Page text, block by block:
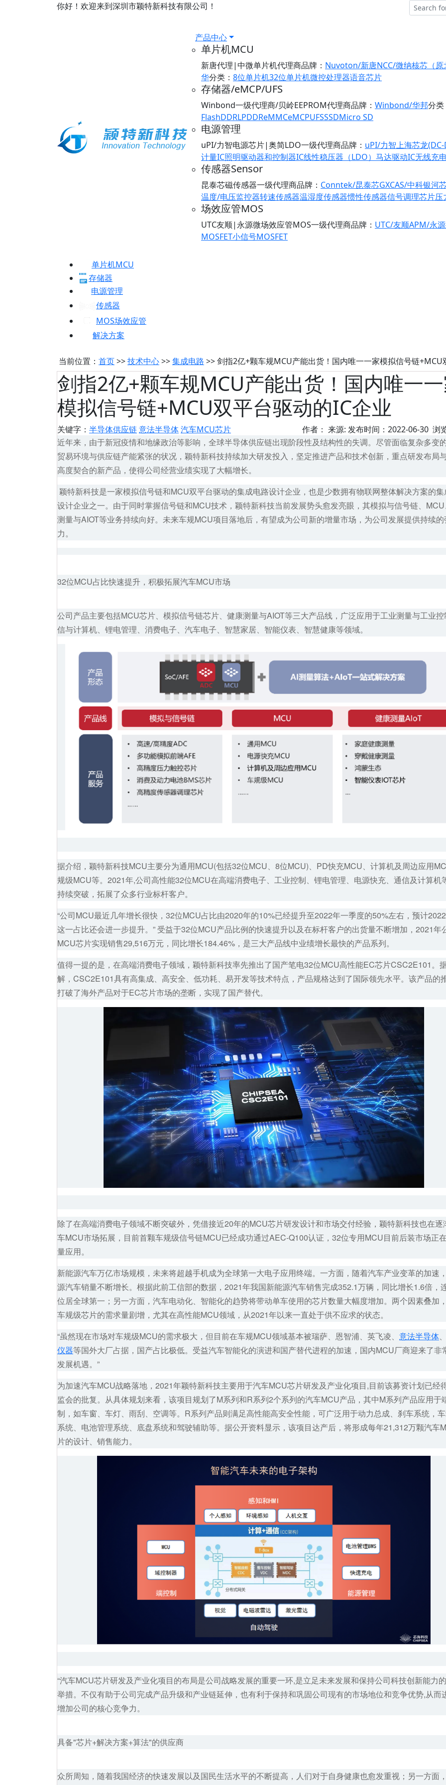
你好！欢迎来到深圳市颖特新科技有限公司！
产品中心
单片机MCU
新唐代理|中微单片机代理商品牌： Nuvoton/新唐NCC/微纳核芯（原
华分类： 8位单片机32位单片机微控处理器语音芯片
存储器/eMCP/UFS
Winbond一级代理商/贝岭EEPROM代理商品牌： Winbond/华邦分类
FlashDDRLPDDReMMCeMCPUFSSSDMicro SD
电源管理
uPI/力智电源芯片|奥简LDO一级代理商品牌： uPI/力智上海芯龙(DC-
计量IC照明驱动器和控制器IC线性稳压器（LDO） 马达驱动IC无线充
传感器Sensor
昆泰芯磁传感器一级代理商品牌： Conntek/昆泰芯GXCAS/中科银河
温度/电压监控器转速传感器温湿度传感器惯性传感器信号调理芯片压
场效应管MOS
UTC友顺|永源微场效应管MOS一级代理商品牌： UTC/友顺APM/永
MOSFET小信号MOSFET
单片机MCU
存储器
电源管理
传感器
MOS场效应管
解决方案
当前位置： 首页>>技术中心>>集成电路 >> 剑指2亿+颗车规MCU产能出货！国内唯一一家模拟信号链+MCU
剑指2亿+颗车规MCU产能出货！国内唯一
模拟信号链+MCU双平台驱动的IC企业
关键字： 半导体供应链意法半导体汽车MCU芯片 作者： 来源: 发布时间：2022-06-30 浏
近年来，由于新冠疫情和地缘政治等影响，全球半导体供应链出现阶段性及结构性的失调。尽管面临复杂多变
贸易环境与供应链产能紧张的状况，颖特新科技持续加大研发投入，坚定推进产品和技术创新，重点研发布局
高度契合的新产品，使得公司经营业绩实现了大幅增长。
颖特新科技是一家模拟信号链和MCU双平台驱动的集成电路设计企业，也是少数拥有物联网整体解决方案的集
设计企业之一。由于同时掌握信号链和MCU技术， 颖特新科技当前发展势头愈发亮眼，其模拟与信号链、
测量与AIOT等业务持续向好。未来车规MCU项目落地后，有望成为公司新的增量市场，为公司发展提供持续的
力。
32位MCU占比快速提升，积极拓展汽车MCU市场
公司产品主要包括MCU芯片、模拟信号链芯片、健康测量与AIOT等三大产品线，广泛应用于工业测量与工业控
信与计算机、锂电管理、消费电子、汽车电子、智慧家居、智能仪表、智慧健康等领域。
据介绍， 颖特新科技MCU主要分为通用MCU(包括32位MCU、8位MCU)、PD快充MCU、计算机及周边应用
规级MCU等。2021年,公司高性能32位MCU在高端消费电子、工业控制、锂电管理、电源快充、通信及计算机
持续突破，拓展了众多行业标杆客户。
“公司MCU最近几年增长很快，32位MCU占比由2020年的10%已经提升至2022年一季度的50%左右，预计
这一占比还会进一步提升。” 受益于32位MCU产品比例的快速提升以及在标杆客户的出货量不断增加，2021年
MCU芯片实现销售29,516万元，同比增长184.46%，是三大产品线中业绩增长最快的产品系列。
值得一提的是，在高端消费电子领域， 颖特新科技率先推出了国产笔电32位MCU高性能EC芯片CSC2E101。
解，CSC2E101具有高集成、高安全、低功耗、易开发等技术特点，产品规格达到了国际领先水平。该产品的
打破了海外产品对于EC芯片市场的垄断，实现了国产替代。
除了在高端消费电子领域不断突破外，凭借接近20年的MCU芯片研发设计和市场交付经验， 颖特新科技也在逐
车MCU市场拓展，目前首颗车规级信号链MCU已经成功通过AEC-Q100认证，32位专用MCU目前后装市场正
量应用。
新能源汽车万亿市场规模，未来将超越手机成为全球第一大电子应用终端。一方面，随着汽车产业变革的加速
源汽车销量不断增长。根据此前工信部的数据，2021年我国新能源汽车销售完成352.1万辆，同比增长1.6倍，
位居全球第一；另一方面，汽车电动化、智能化的趋势将带动单车使用的芯片数量大幅度增加。两个因素叠加
车规级芯片的需求量剧增，尤其在高性能MCU领域，从2021年以来一直处于供不应求的状态。
“虽然现在市场对车规级MCU的需求极大，但目前在车规MCU领域基本被瑞萨、恩智浦、英飞凌、 意法半导体、
仪器等国外大厂占据，国产占比极低。受益汽车智能化的演进和国产替代进程的加速，国内MCU厂商迎来了非
发展机遇。”
为加速汽车MCU战略落地，2021年颖特新科技主要用于汽车MCU芯片研发及产业化项目,目前该募资计划已经
监会的批复。从具体规划来看，该项目规划了M系列和R系列2个系列的汽车MCU产品，其中M系列产品应用于
制，如车窗、车灯、雨刮、空调等。R系列产品则满足高性能高安全性能，可广泛用于动力总成、刹车系统，
系统、电池管理系统、底盘系统和驾驶辅助等。据公开资料显示，该项目达产后，将形成每年21,312万颗汽车
片的设计、销售能力。
“汽车MCU芯片研发及产业化项目的布局是公司战略发展的重要一环,是立足未来发展和保持公司科技创新能力
举措。不仅有助于公司完成产品升级和产业链延伸，也有利于保持和巩固公司现有的市场地位和竞争优势,从而
增加公司的核心竞争力。
具备"芯片+解决方案+算法"的供应商
众所周知，随着我国经济的快速发展以及国民生活水平的不断提高，人们对于自身健康也愈发重视；另一方面